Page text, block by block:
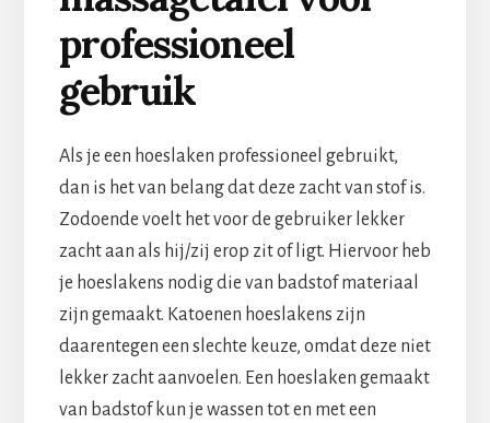
professioneel
gebruik
Als je een hoeslaken professioneel gebruikt,
dan is het van belang dat deze zacht van stof is.
Zodoende voelt het voor de gebruiker lekker
zacht aan als hij/zij erop zit of ligt. Hiervoor heb
je hoeslakens nodig die van badstof materiaal
zijn gemaakt. Katoenen hoeslakens zijn
daarentegen een slechte keuze, omdat deze niet
lekker zacht aanvoelen. Een hoeslaken gemaakt
van badstof kun je wassen tot en met een